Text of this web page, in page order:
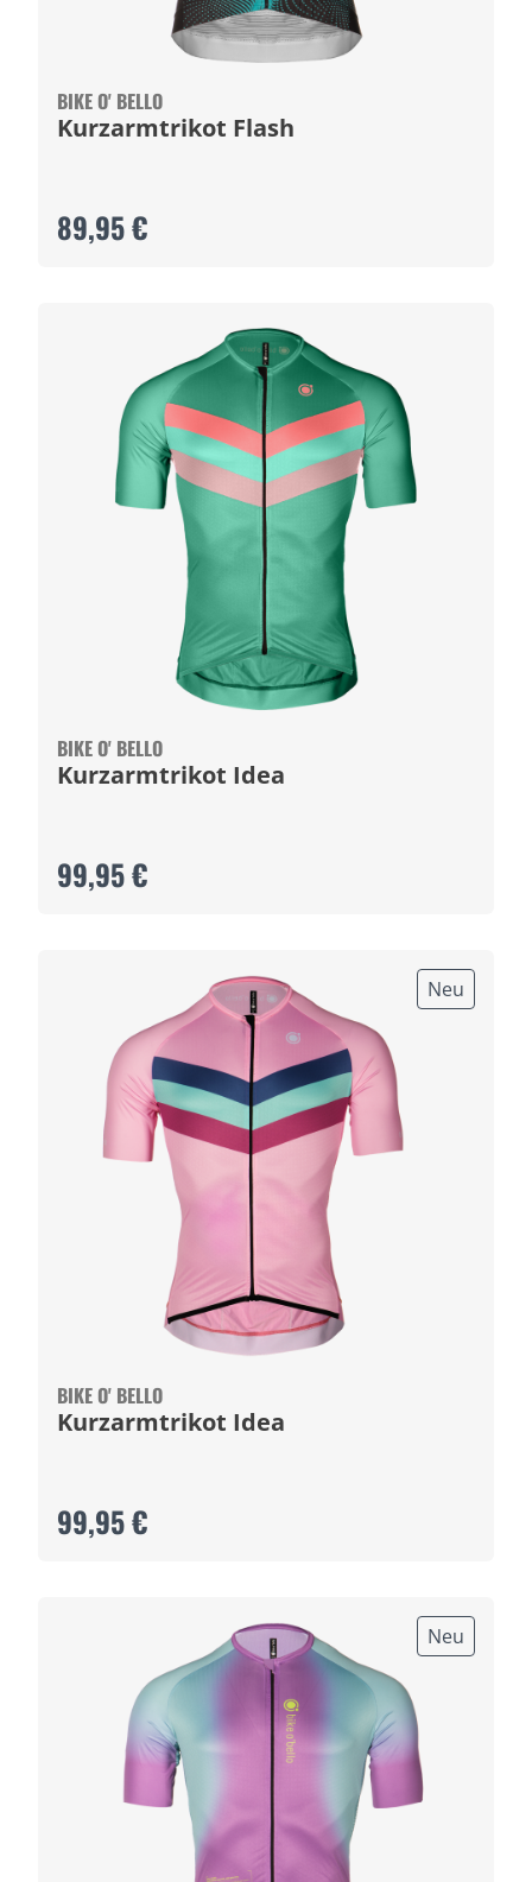
BIKE O' BELLO
Kurzarmtrikot Flash
89,95 €
BIKE O' BELLO
Kurzarmtrikot Idea
99,95 €
Neu
BIKE O' BELLO
Kurzarmtrikot Idea
99,95 €
Neu